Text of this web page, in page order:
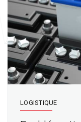
LOGISTIQUE